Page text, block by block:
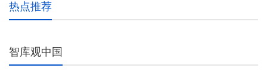
热点推荐
智库观中国